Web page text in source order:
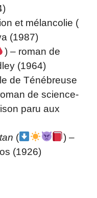
et mélancolie (
(1987)
) – roman de
(1964)
de Ténébreuse
de science-
paru aux
(
) –
(1926)